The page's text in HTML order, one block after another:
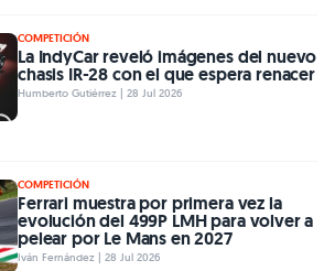
COMPETICIÓN
La IndyCar reveló imágenes del nuevo
chasis IR-28 con el que espera renacer
Humberto Gutiérrez | 28 Jul 2026
COMPETICIÓN
Ferrari muestra por primera vez la
evolución del 499P LMH para volver a
pelear por Le Mans en 2027
Iván Fernández | 28 Jul 2026